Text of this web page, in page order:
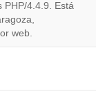
this
PHP/4.4.9. Está
web.